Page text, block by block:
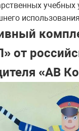
учебных
от
«АВ